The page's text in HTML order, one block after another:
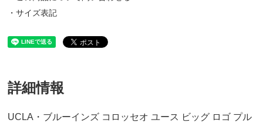
・サイズ表記
詳細情報
UCLA・ブルーインズ コロッセオ ユース ビッグ ロゴ プル